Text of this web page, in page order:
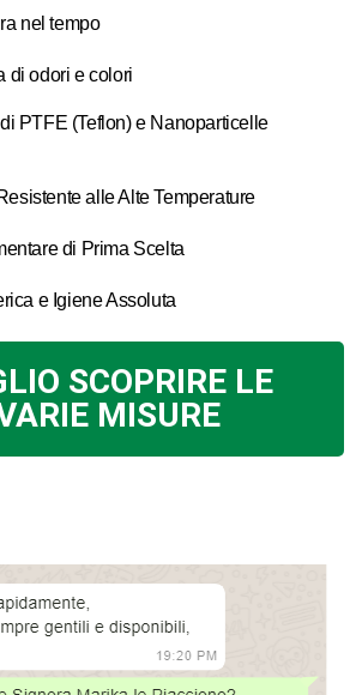
nel tempo
di odori e colori
PTFE (Teflon) e Nanoparticelle
alle Alte Temperature
di Prima Scelta
e Igiene Assoluta
SCOPRIRE LE
MISURE